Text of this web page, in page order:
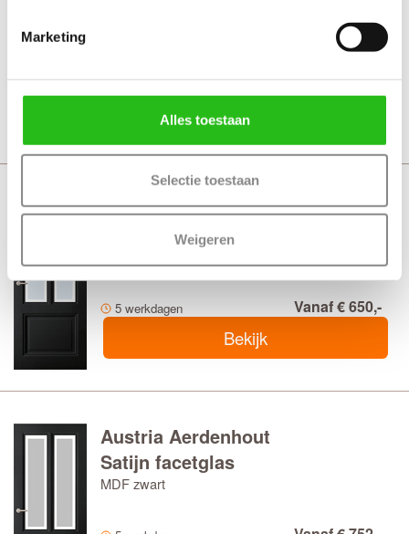
Marketing
Alles toestaan
Selectie toestaan
Weigeren
7 werkdagen Vanaf € 414,-
Bekijk
Austria Aerdenhout
Blank facetglas
5 werkdagen Vanaf € 650,-
Bekijk
Austria Aerdenhout
Satijn facetglas
MDF zwart